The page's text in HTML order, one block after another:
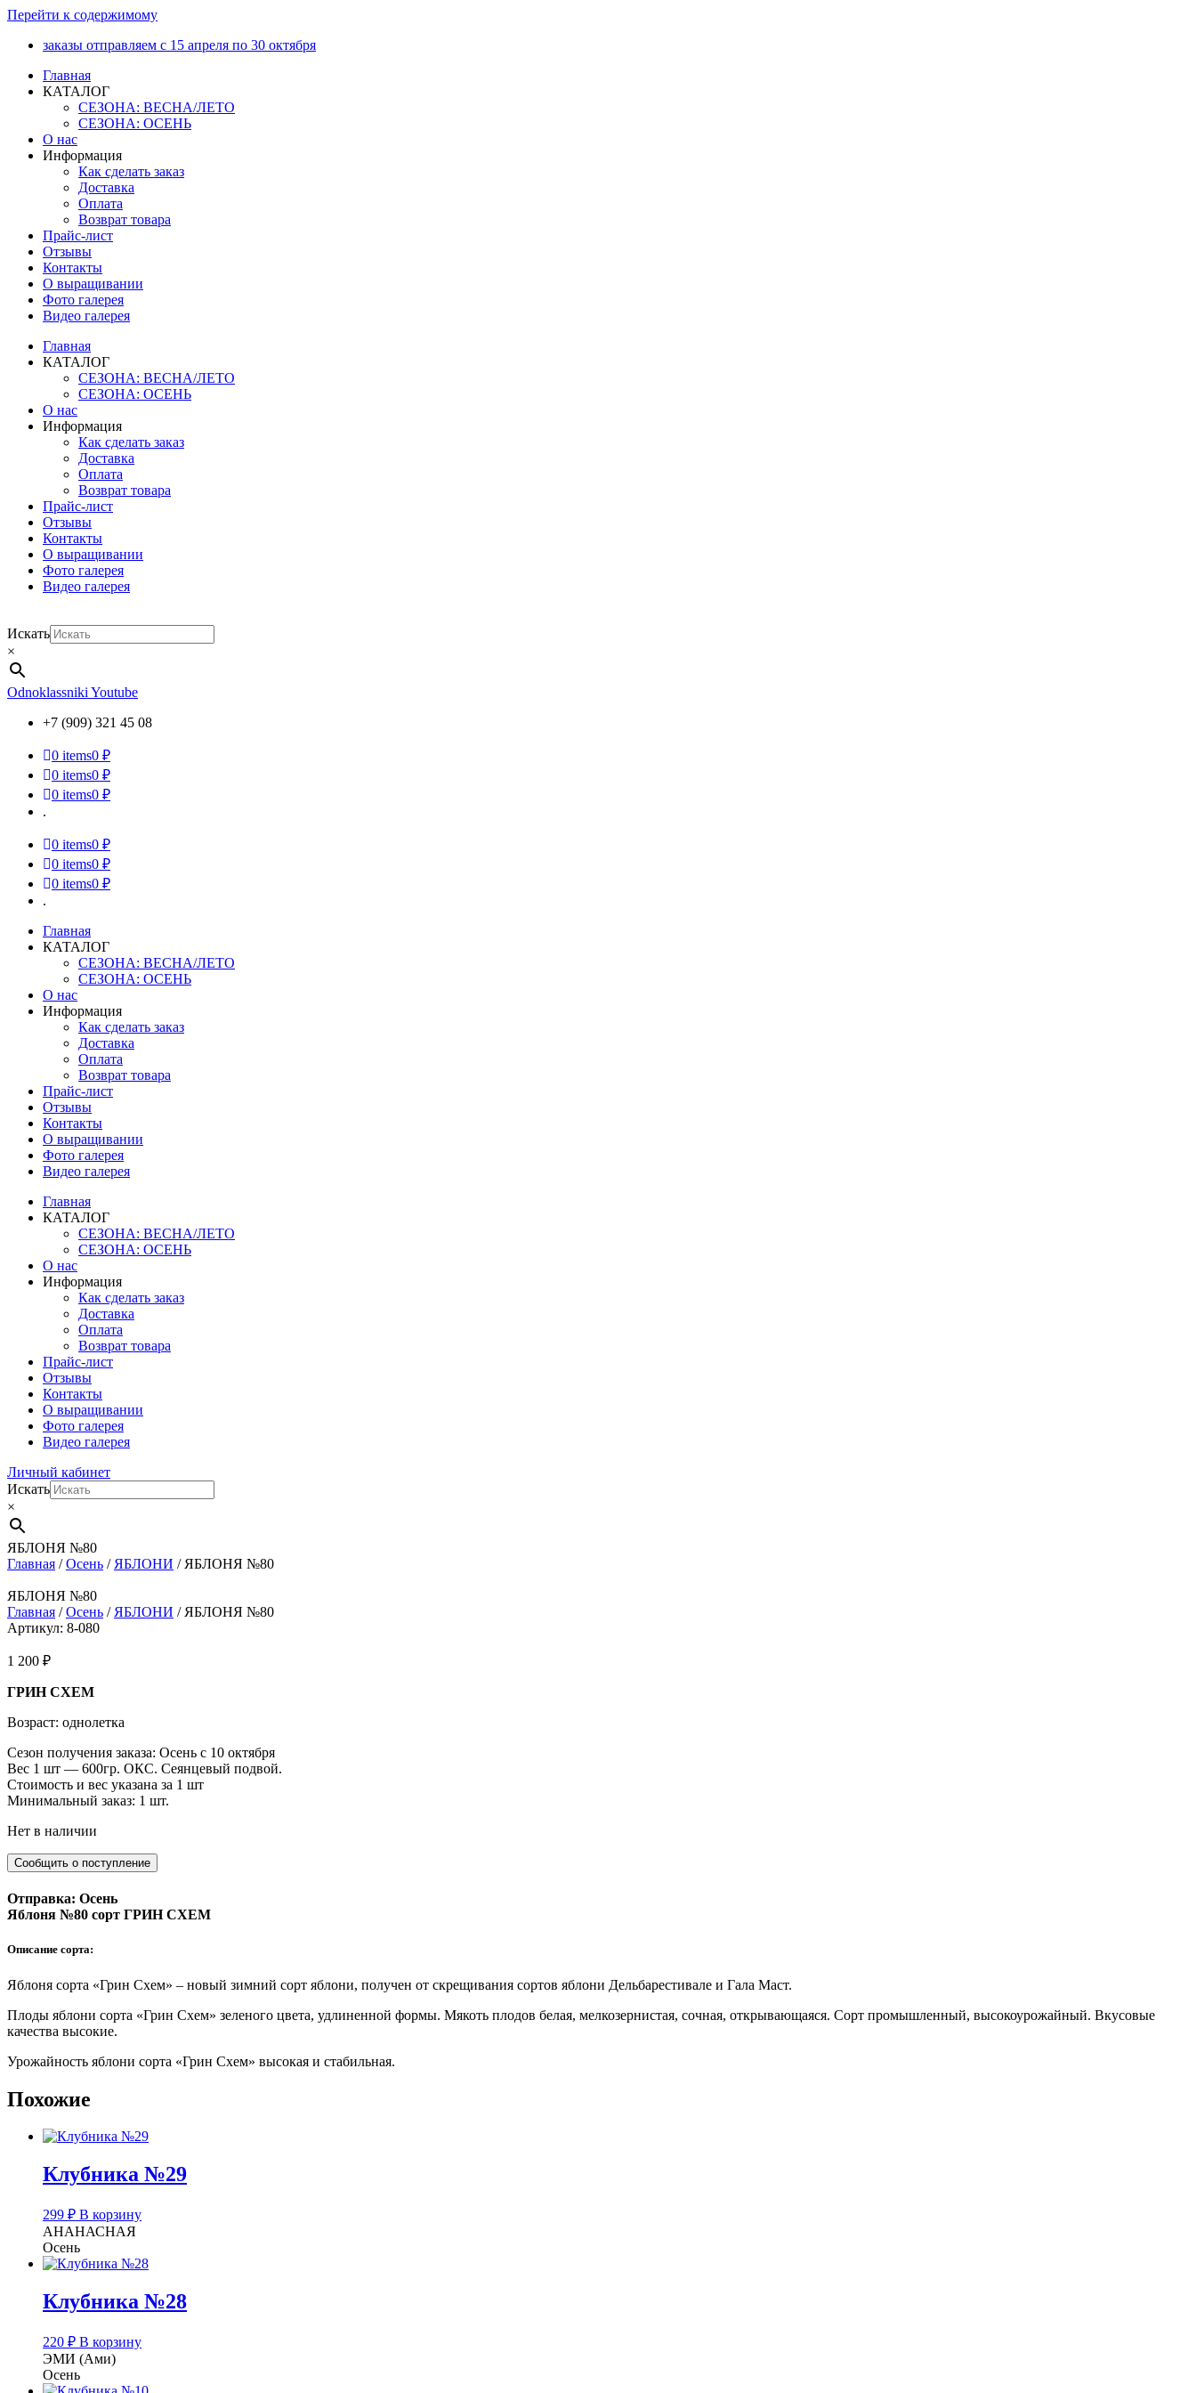
Перейти к содержимому
заказы отправляем с 15 апреля по 30 октября
Главная
КАТАЛОГ
СЕЗОНА: ВЕСНА/ЛЕТО
СЕЗОНА: ОСЕНЬ
О нас
Информация
Как сделать заказ
Доставка
Оплата
Возврат товара
Прайс-лист
Отзывы
Контакты
О выращивании
Фото галерея
Видео галерея
Главная
КАТАЛОГ
СЕЗОНА: ВЕСНА/ЛЕТО
СЕЗОНА: ОСЕНЬ
О нас
Информация
Как сделать заказ
Доставка
Оплата
Возврат товара
Прайс-лист
Отзывы
Контакты
О выращивании
Фото галерея
Видео галерея
Искать
×
Odnoklassniki Youtube
+7 (909) 321 45 08
0 items0 ₽
0 items0 ₽
0 items0 ₽
.
0 items0 ₽
0 items0 ₽
0 items0 ₽
.
Главная
КАТАЛОГ
СЕЗОНА: ВЕСНА/ЛЕТО
СЕЗОНА: ОСЕНЬ
О нас
Информация
Как сделать заказ
Доставка
Оплата
Возврат товара
Прайс-лист
Отзывы
Контакты
О выращивании
Фото галерея
Видео галерея
Главная
КАТАЛОГ
СЕЗОНА: ВЕСНА/ЛЕТО
СЕЗОНА: ОСЕНЬ
О нас
Информация
Как сделать заказ
Доставка
Оплата
Возврат товара
Прайс-лист
Отзывы
Контакты
О выращивании
Фото галерея
Видео галерея
Личный кабинет
Искать
×
ЯБЛОНЯ №80
Главная /Осень / ЯБЛОНИ / ЯБЛОНЯ №80
ЯБЛОНЯ №80
Главная /Осень / ЯБЛОНИ / ЯБЛОНЯ №80
Артикул: 8-080
1 200 ₽
ГРИН СХЕМ
Возраст: однолетка
Сезон получения заказа: Осень с 10 октября
Вес 1 шт — 600гр. ОКС. Сеянцевый подвой.
Стоимость и вес указана за 1 шт
Минимальный заказ: 1 шт.
Нет в наличии
Отправка: Осень
Яблоня №80 сорт ГРИН СХЕМ
Описание сорта:
Яблоня сорта «Грин Схем» – новый зимний сорт яблони, получен от скрещивания сортов яблони Дельбарестивале и Гала Маст.
Плоды яблони сорта «Грин Схем» зеленого цвета, удлиненной формы. Мякоть плодов белая, мелкозернистая, сочная, открывающаяся. Сорт промышленный, высокоурожайный. Вкусовые
качества высокие.
Урожайность яблони сорта «Грин Схем» высокая и стабильная.
Похожие
Клубника №29
299 ₽ В корзину
АНАНАСНАЯ
Осень
Клубника №28
220 ₽ В корзину
ЭМИ (Ами)
Осень